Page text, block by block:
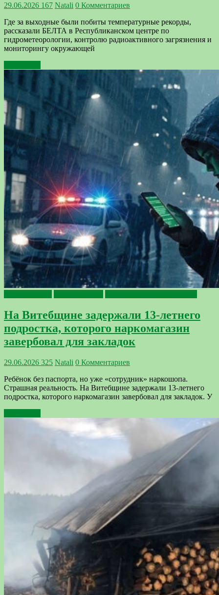
29.06.2026 167 Natali 0 Комментариев
Где за выходные были побиты температурные рекорды,
рассказали БЕЛТА в Республиканском центре по
гидрометеорологии, контролю радиоактивного загрязнения и
мониторингу окружающей
На Витебщине задержали 13-летнего
подростка, которого наркомагазин
завербовал для закладок
29.06.2026 325 Natali 0 Комментариев
Ребёнок без паспорта, но уже «сотрудник» наркошопа.
Страшная реальность. На Витебщине задержали 13-летнего
подростка, которого наркомагазин завербовал для закладок. У